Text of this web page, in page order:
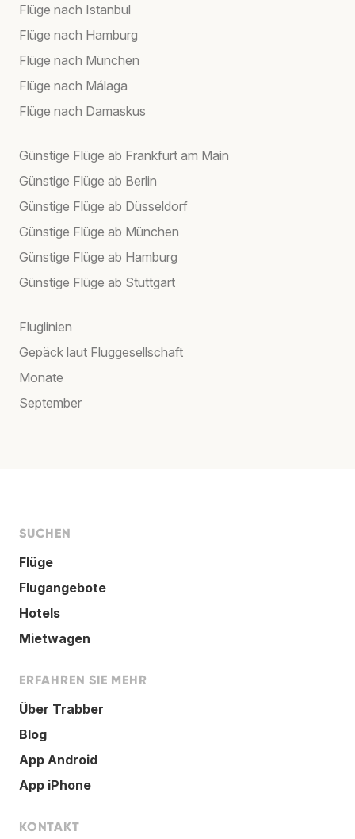
Flüge nach Istanbul
Flüge nach Hamburg
Flüge nach München
Flüge nach Málaga
Flüge nach Damaskus
Günstige Flüge ab Frankfurt am Main
Günstige Flüge ab Berlin
Günstige Flüge ab Düsseldorf
Günstige Flüge ab München
Günstige Flüge ab Hamburg
Günstige Flüge ab Stuttgart
Fluglinien
Gepäck laut Fluggesellschaft
Monate
September
SUCHEN
Flüge
Flugangebote
Hotels
Mietwagen
ERFAHREN SIE MEHR
Über Trabber
Blog
App Android
App iPhone
KONTAKT